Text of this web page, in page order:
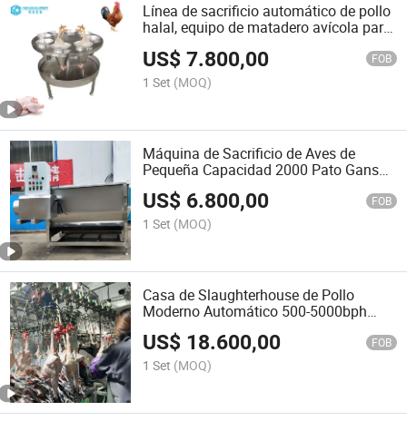
Línea de sacrificio automático de pollo
halal, equipo de matadero avícola para
pequeña capacidad
US$7.800,00 FOB
1 Set (MOQ)
Máquina de Sacrificio de Aves de
Pequeña Capacidad 2000 Pato Ganso
Cerdo Pollo Auto Matadero
US$ 6.800,00 FOB
1 Set (MOQ)
Casa de Slaughterhouse de Pollo
Moderno Automático 500-5000bph
Máquina de Línea de Slaughter de Aves
US$ 18.600,00 FOB
1 Set (MOQ)